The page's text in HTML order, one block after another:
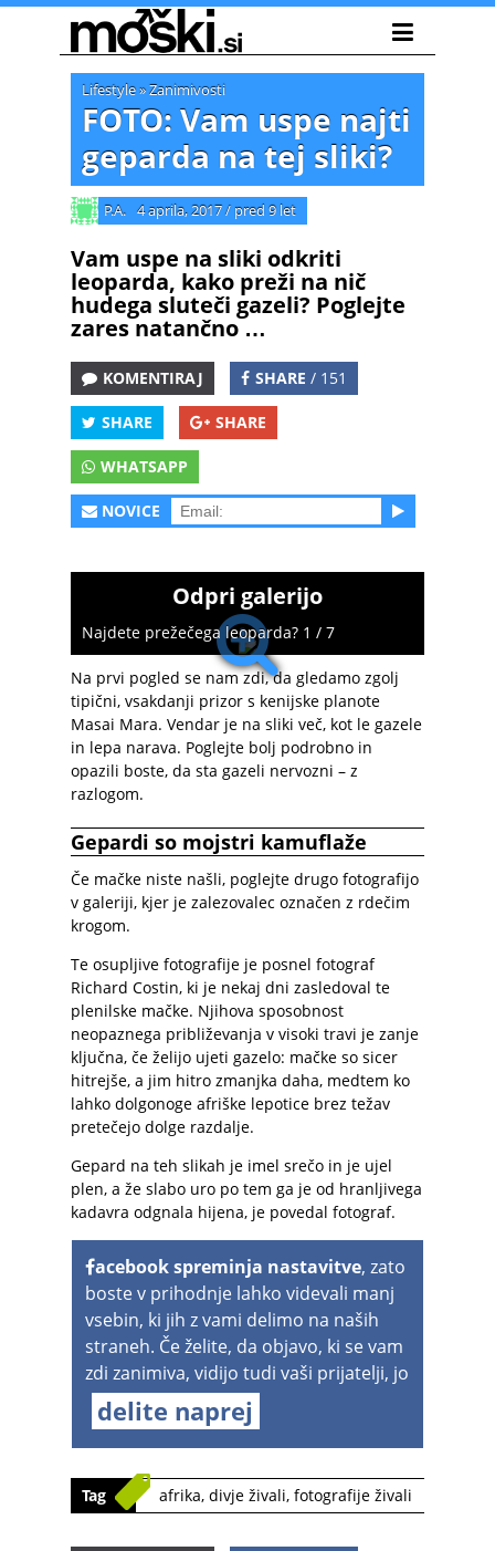
Lifestyle»Zanimivosti
FOTO: Vam uspe najti
geparda na tej sliki?
P.A. 4 aprila, 2017/ pred 9 let
Vam uspe na sliki odkriti
leoparda, kako preži na nič
hudega sluteči gazeli? Poglejte
zares natančno …
KOMENTIRAJ SHARE / 151
SHARE SHARE
WHATSAPP
NOVICE
Odpri galerijo
Najdete prežečega leoparda? 1 / 7
Na prvi pogled se nam zdi, da gledamo zgolj
tipični, vsakdanji prizor s kenijske planote
Masai Mara. Vendar je na sliki več, kot le gazele
in lepa narava. Poglejte bolj podrobno in
opazili boste, da sta gazeli nervozni – z
razlogom.
Gepardi so mojstri kamuflaže
Če mačke niste našli, poglejte drugo fotografijo
v galeriji, kjer je zalezovalec označen z rdečim
krogom.
Te osupljive fotografije je posnel fotograf
Richard Costin, ki je nekaj dni zasledoval te
plenilske mačke. Njihova sposobnost
neopaznega približevanja v visoki travi je zanje
ključna, če želijo ujeti gazelo: mačke so sicer
hitrejše, a jim hitro zmanjka daha, medtem ko
lahko dolgonoge afriške lepotice brez težav
pretečejo dolge razdalje.
Gepard na teh slikah je imel srečo in je ujel
plen, a že slabo uro po tem ga je od hranljivega
kadavra odgnala hijena, je povedal fotograf.
acebook spreminja nastavitve, zato
boste v prihodnje lahko videvali manj
vsebin, ki jih z vami delimo na naših
straneh. Če želite, da objavo, ki se vam
zdi zanimiva, vidijo tudi vaši prijatelji, jo
delite naprej
Tag afrika, divje živali, fotografije živali